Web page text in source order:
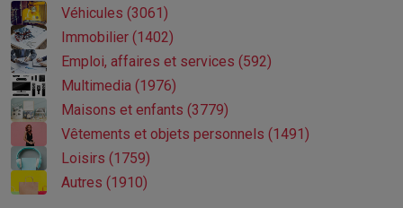
Véhicules (3061)
Immobilier (1402)
Emploi, affaires et services (592)
Multimedia (1976)
Maisons et enfants (3779)
Vêtements et objets personnels (1491)
Loisirs (1759)
Autres (1910)